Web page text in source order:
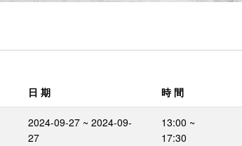
日 期 時 間
2024-09-27 ~ 2024-09-
27
13:00 ~
17:30